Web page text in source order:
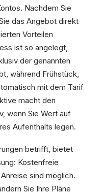
Nachdem Sie
das Angebot direkt
Vorteilen
ist so angelegt,
der genannten
während Frühstück,
mit dem Tarif
macht den
wenn Sie Wert auf
Aufenthalts legen.
betrifft, bietet
Kostenfreie
sind möglich.
Sie Ihre Pläne